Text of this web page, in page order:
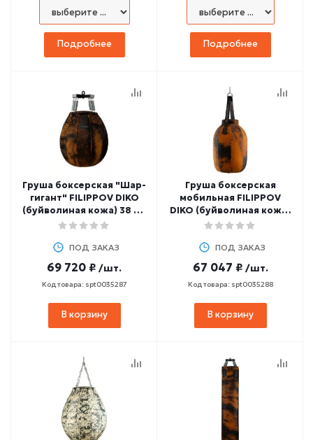
Подробнее Подробнее
Груша боксерская "Шар-
гигант" FILIPPOV DIKO
(буйволиная кожа) 38 кг,
80 см
ПОД ЗАКАЗ
69 720 ₽ /шт.
Код товара: spt0035287
В корзину
Груша боксерская
мобильная FILIPPOV
DIKO (буйволиная кожа)
20 кг, 60 см
ПОД ЗАКАЗ
67 047 ₽ /шт.
Код товара: spt0035288
В корзину